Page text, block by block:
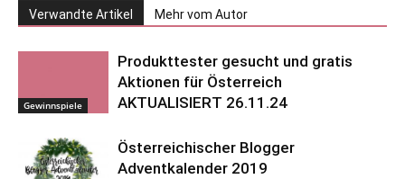
Verwandte Artikel Mehr vom Autor
Gewinnspiele
Produkttester gesucht und gratis
Aktionen für Österreich
AKTUALISIERT 26.11.24
Österreichischer Blogger
Adventkalender 2019